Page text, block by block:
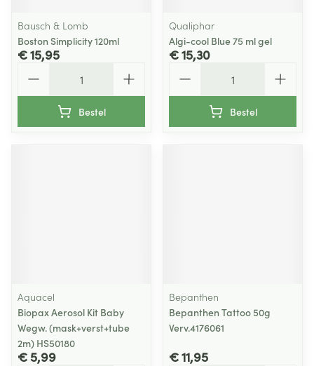
Bausch & Lomb
Boston Simplicity 120ml
€ 15,95
Bestel
Qualiphar
Algi-cool Blue 75 ml gel
€ 15,30
Bestel
Aquacel
Biopax Aerosol Kit Baby
Wegw. (mask+verst+tube
2m) HS50180
€ 5,99
Bepanthen
Bepanthen Tattoo 50g
Verv.4176061
€ 11,95